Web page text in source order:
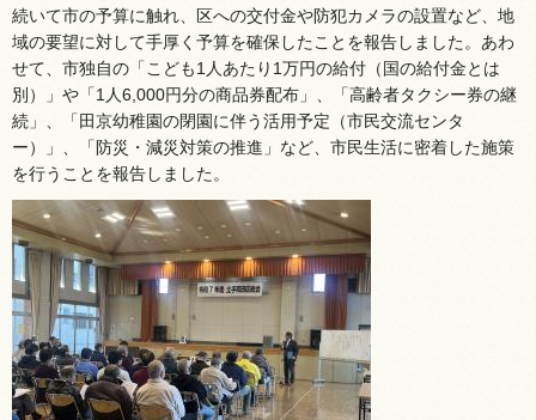
続いて市の予算に触れ、区への交付金や防犯カメラの設置など、地
域の要望に対して手厚く予算を確保したことを報告しました。あわ
せて、市独自の「こども1人あたり1万円の給付（国の給付金とは
別）」や「1人6,000円分の商品券配布」、「高齢者タクシー券の継
続」、「田京幼稚園の閉園に伴う活用予定（市民交流センタ
ー）」、「防災・減災対策の推進」など、市民生活に密着した施策
を行うことを報告しました。